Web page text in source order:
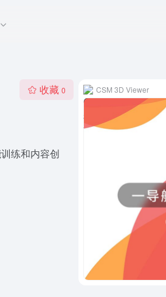
收藏 0
练和内容创
CSM 3D Viewer